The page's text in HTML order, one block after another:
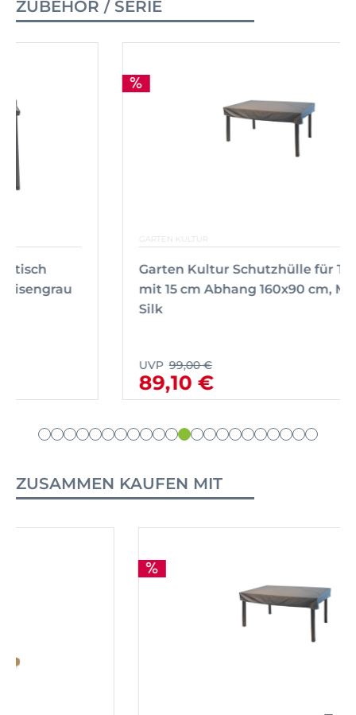
ZUBEHÖR / SERIE
Garten Kultur Schutzhülle für Tisch
mit 15 cm Abhang 160x90 cm, Material
ZUSAMMEN KAUFEN MIT